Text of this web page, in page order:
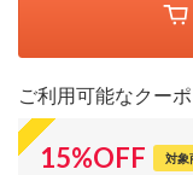
ご利用可能なクー
15%OFF 対象